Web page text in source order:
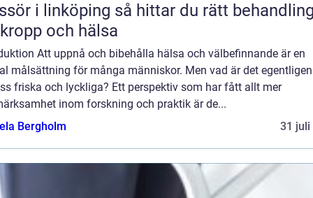
så hittar du rätt behandling
och hälsa
Att uppnå och bibehålla hälsa och välbefinnande är en
målsättning för många människor. Men vad är det
friska och lyckliga? Ett perspektiv som har fått allt mer
inom forskning och praktik är de...
Bergholm
31 juli